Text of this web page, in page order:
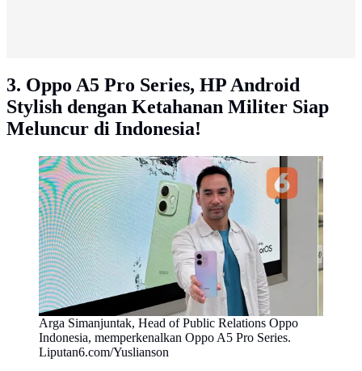
3. Oppo A5 Pro Series, HP Android
Stylish dengan Ketahanan Militer Siap
Meluncur di Indonesia!
Arga Simanjuntak, Head of Public Relations Oppo
Indonesia, memperkenalkan Oppo A5 Pro Series.
Liputan6.com/Yuslianson